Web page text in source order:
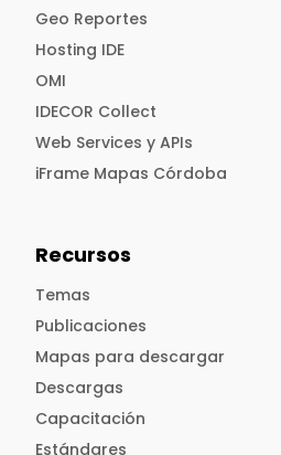
Geo Reportes
Hosting IDE
OMI
IDECOR Collect
Web Services y APIs
iFrame Mapas Córdoba
Recursos
Temas
Publicaciones
Mapas para descargar
Descargas
Capacitación
Estándares